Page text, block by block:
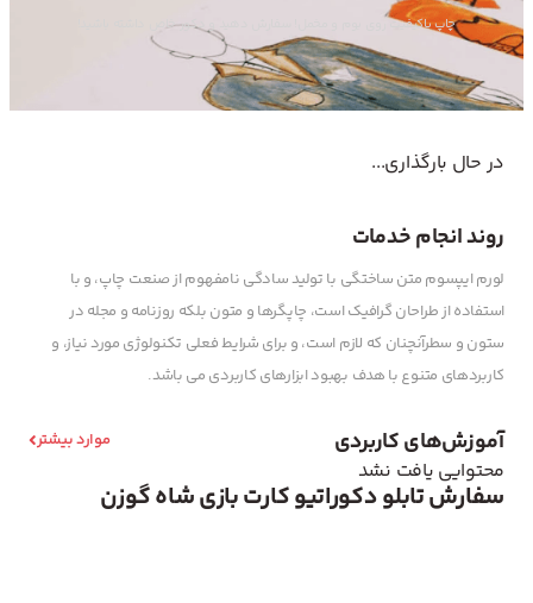
چاپ باکیفیت روی بوم و مخمل! سفارش دهید و دکور خاص داشته باشید!
در حال بارگذاری...
روند انجام خدمات
لورم ایپسوم متن ساختگی با تولید سادگی نامفهوم از صنعت چاپ، و با
استفاده از طراحان گرافیک است، چاپگرها و متون بلکه روزنامه و مجله در
ستون و سطرآنچنان که لازم است، و برای شرایط فعلی تکنولوژی مورد نیاز، و
کاربردهای متنوع با هدف بهبود ابزارهای کاربردی می باشد.
آموزش‌های کاربردی موارد بیشتر
محتوایی یافت نشد
سفارش تابلو دکوراتیو کارت بازی شاه گوزن